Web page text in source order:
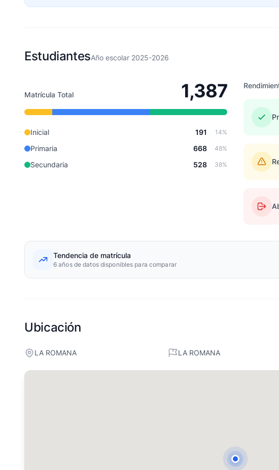
EstudiantesAño escolar 2025-2026
Matrícula Total 1,387
Inicial 191 14%
Primaria 668 48%
Secundaria 528 38%
Tendencia de matrícula
6 años de datos disponibles para comparar
Ubicación
LA ROMANA LA ROMANA